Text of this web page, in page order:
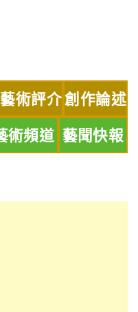
藝術評介創作論述
術頻道 藝聞快報